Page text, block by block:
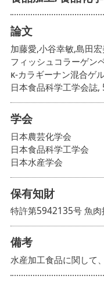
論文
加藤愛,小谷幸敏,島田
フィッシュコラーゲン
κ-カラギーナン混合ゲ
日本食品科学工学会誌
学会
日本農芸化学会
日本食品科学工学会
日本水産学会
保有知財
特許第5942135号 魚肉
備考
水産加工食品に関して